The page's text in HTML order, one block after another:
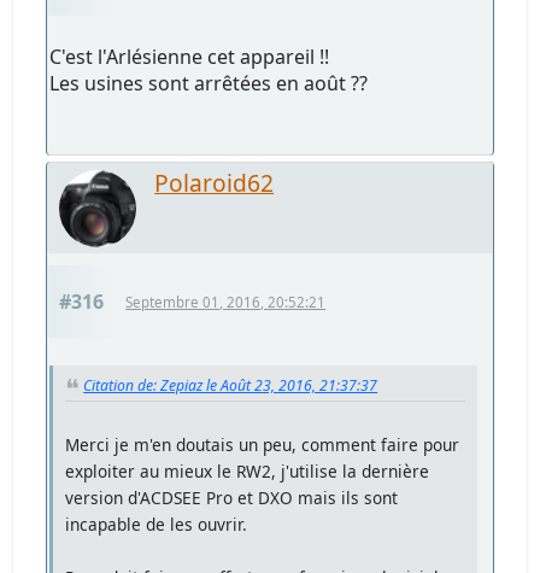
C'est l'Arlésienne cet appareil !!
Les usines sont arrêtées en août ??
Polaroid62
#316 Septembre 01, 2016, 20:52:21
Citation de: Zepiaz le Août 23, 2016, 21:37:37
Merci je m'en doutais un peu, comment faire pour
exploiter au mieux le RW2, j'utilise la dernière
version d'ACDSEE Pro et DXO mais ils sont
incapable de les ouvrir.